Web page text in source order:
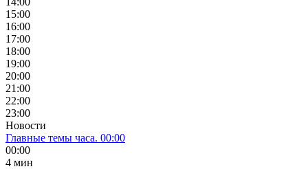
15:00
16:00
17:00
18:00
19:00
20:00
21:00
22:00
23:00
Новости
Главные темы часа. 00:00
00:00
4 мин